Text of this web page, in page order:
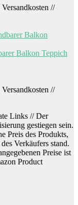
//
Balkon Teppich
//
Links // Der
gestiegen sein.
Preis des Produkts,
Verkäufers stand.
Preise ist
Product